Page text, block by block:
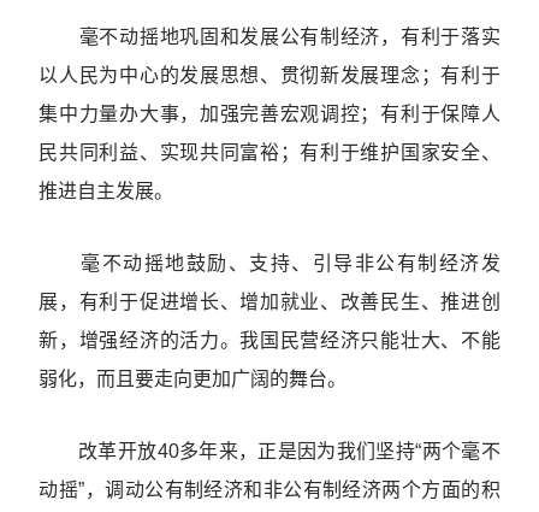
毫不动摇地巩固和发展公有制经济，有利于落实
以人民为中心的发展思想、贯彻新发展理念；有利于
集中力量办大事，加强完善宏观调控；有利于保障人
民共同利益、实现共同富裕；有利于维护国家安全、
推进自主发展。
毫不动摇地鼓励、支持、引导非公有制经济发
展，有利于促进增长、增加就业、改善民生、推进创
新，增强经济的活力。我国民营经济只能壮大、不能
弱化，而且要走向更加广阔的舞台。
改革开放40多年来，正是因为我们坚持“两个毫不
动摇”，调动公有制经济和非公有制经济两个方面的积